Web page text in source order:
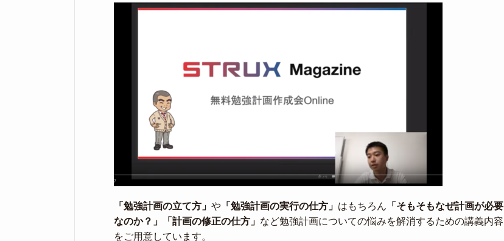
「勉強計画の立て方」 や 「勉強計画の実行の仕方」 はもちろん 「そもそもなぜ計画が必要
なのか？」
「計画の修正の仕方」 など勉強計画についての悩みを解消するための講義内容
をご用意しています。